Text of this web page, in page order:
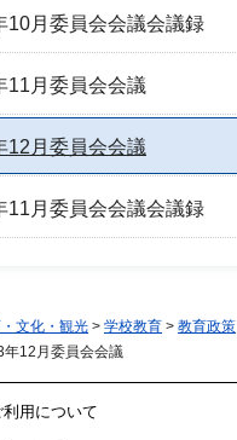
10月委員会会議会議録
11月委員会会議
12月委員会会議
11月委員会会議会議録
文化・観光 > 学校教育 > 教育政策
年12月委員会会議
用について